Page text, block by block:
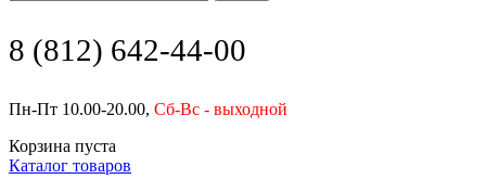
8 (812) 642-44-00
Пн-Пт 10.00-20.00, Сб-Вс - выходной
Корзина пуста
Каталог товаров